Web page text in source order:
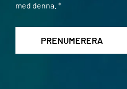
med denna. *